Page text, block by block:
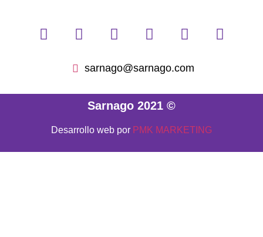
sarnago@sarnago.com
Sarnago 2021 ©
Desarrollo web por PMK MARKETING